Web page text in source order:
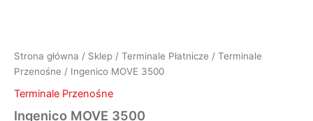
Strona główna / Sklep / Terminale Płatnicze / Terminale
Przenośne / Ingenico MOVE 3500
Terminale Przenośne
Ingenico MOVE 3500